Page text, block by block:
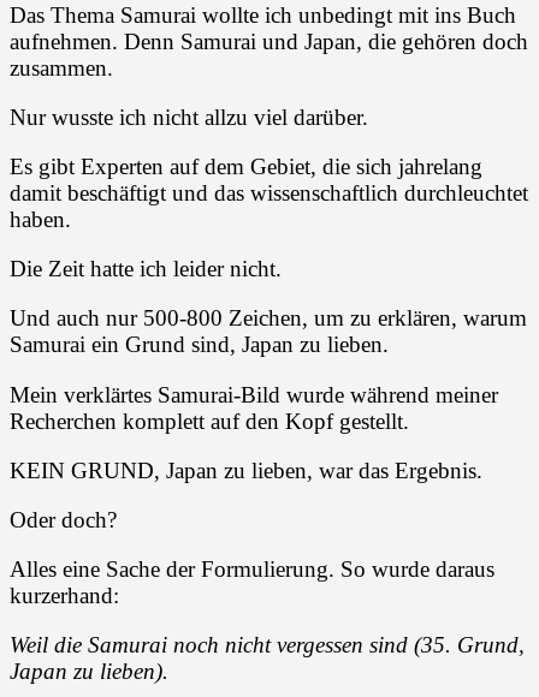
Das Thema Samurai wollte ich unbedingt mit ins Buch
aufnehmen. Denn Samurai und Japan, die gehören doch
zusammen.
Nur wusste ich nicht allzu viel darüber.
Es gibt Experten auf dem Gebiet, die sich jahrelang
damit beschäftigt und das wissenschaftlich durchleuchtet
haben.
Die Zeit hatte ich leider nicht.
Und auch nur 500-800 Zeichen, um zu erklären, warum
Samurai ein Grund sind, Japan zu lieben.
Mein verklärtes Samurai-Bild wurde während meiner
Recherchen komplett auf den Kopf gestellt.
KEIN GRUND, Japan zu lieben, war das Ergebnis.
Oder doch?
Alles eine Sache der Formulierung. So wurde daraus
kurzerhand:
Weil die Samurai noch nicht vergessen sind (35. Grund,
Japan zu lieben).